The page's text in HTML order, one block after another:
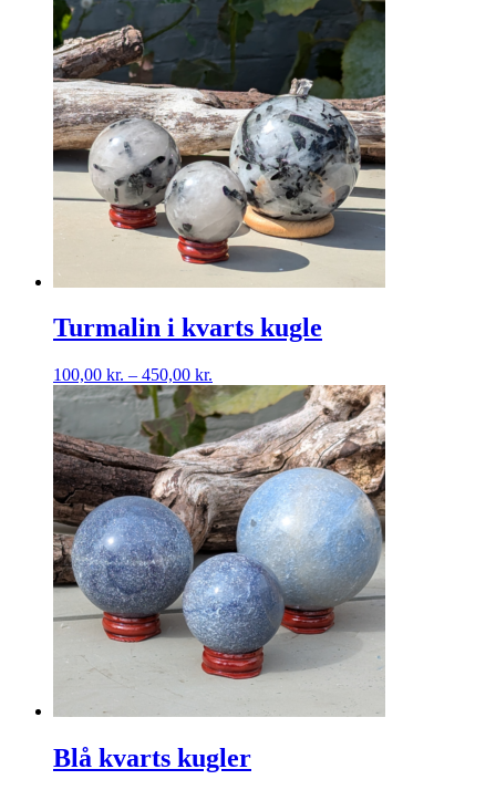
Turmalin i kvarts kugle
100,00 kr. – 450,00 kr.
100,00 kr.
til
450,00 kr.
Blå kvarts kugler